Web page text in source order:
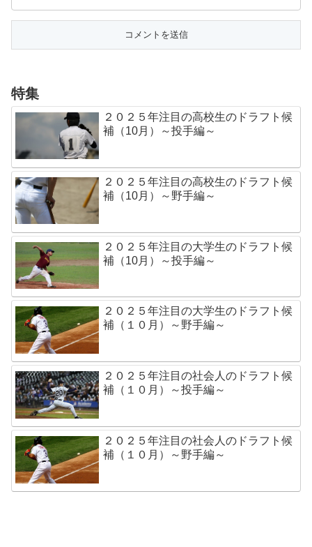
特集
２０２５年注目の高校生のドラフト候
補（10月）～投手編～
２０２５年注目の高校生のドラフト候
補（10月）～野手編～
２０２５年注目の大学生のドラフト候
補（10月）～投手編～
２０２５年注目の大学生のドラフト候
補（１０月）～野手編～
２０２５年注目の社会人のドラフト候
補（１０月）～投手編～
２０２５年注目の社会人のドラフト候
補（１０月）～野手編～